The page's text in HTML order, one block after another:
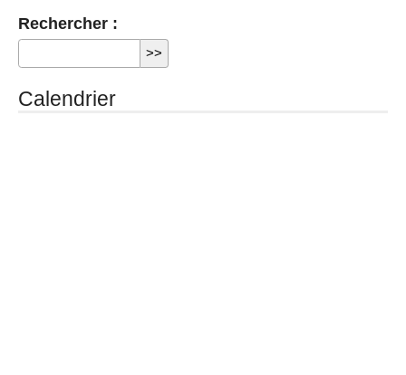
Rechercher :
Calendrier